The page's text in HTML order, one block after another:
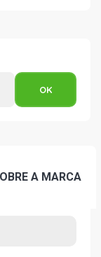
A MARCA